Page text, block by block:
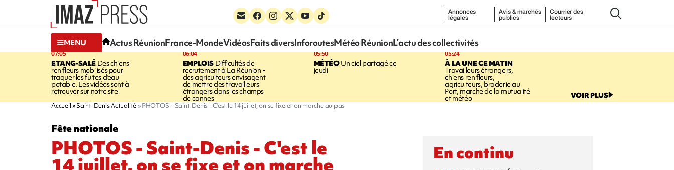
Annonces
légales
Avis & marchés
publics
Courrier des
lecteurs
MENU Actus RéunionFrance-MondeVidéosFaits diversInforoutesMétéo RéunionL’actu des collectivités
07:05
ETANG-SALÉ Des chiens
renifleurs mobilisés pour
traquer les fuites d'eau
potable. Les vidéos sont à
retrouver sur notre site
06:04
EMPLOIS Difficultés de
recrutement à La Réunion -
des agriculteurs envisagent
de mettre des travailleurs
étrangers dans les champs
de cannes
05:50
MÉTÉOUn ciel partagé ce
jeudi
05:24
À LA UNE CE MATIN
Travailleurs étrangers,
chiens renifleurs,
agriculteurs, braderie au
Port, marche de la mutualité
et météo VOIR PLUS
Accueil Saint-Denis Actualité PHOTOS - Saint-Denis - C'est le 14 juillet, on se fixe et on marche au pas
Fête nationale
PHOTOS - Saint-Denis - C'est le
14 juillet, on se fixe et on marche
En continu